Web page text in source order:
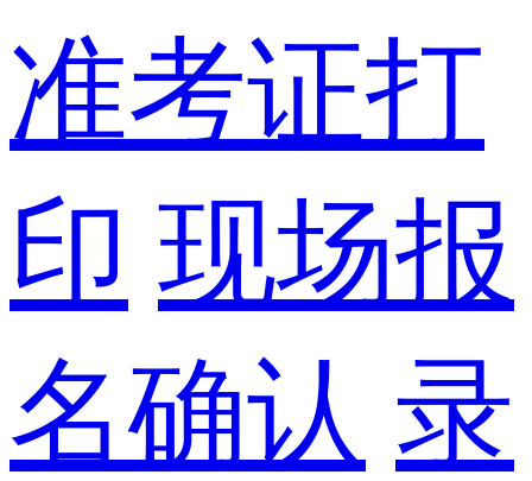
准考证打
印 现场报
名确认 录